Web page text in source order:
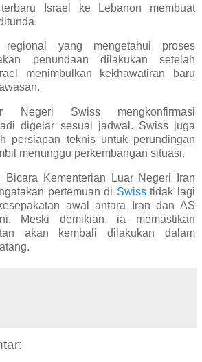
Israel ke Lebanon membuat
regional yang mengetahui proses
penundaan dilakukan setelah
menimbulkan kekhawatiran baru
Negeri Swiss mengkonfirmasi
digelar sesuai jadwal. Swiss juga
persiapan teknis untuk perundingan
menunggu perkembangan situasi.
Bicara Kementerian Luar Negeri Iran
pertemuan di Swisstidak lagi
awal antara Iran dan AS
Meski demikian, ia memastikan
akan kembali dilakukan dalam